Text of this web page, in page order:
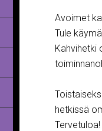
Avoimet
Tule
Kahvihetki
hetkissä